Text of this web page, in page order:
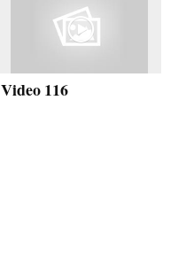
Video 116